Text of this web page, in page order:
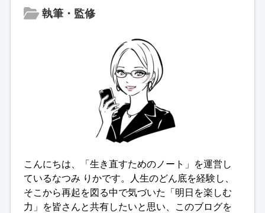
執筆・監修
こんにちは、「生き直すためのノート」を運営し
ているなつみ りかです。人生のどん底を経験し、
そこから再起を図る中で気づいた「明日を楽しむ
力」を皆さんと共有したいと思い、このブログを